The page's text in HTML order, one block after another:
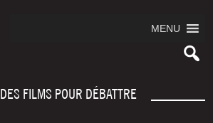
MENU
DES FILMS POUR DÉBATTRE